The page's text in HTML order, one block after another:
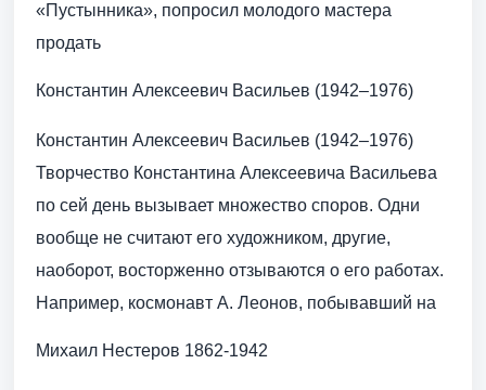
«Пустынника», попросил молодого мастера
продать
Константин Алексеевич Васильев (1942–1976)
Константин Алексеевич Васильев (1942–1976)
Творчество Константина Алексеевича Васильева
по сей день вызывает множество споров. Одни
вообще не считают его художником, другие,
наоборот, восторженно отзываются о его работах.
Например, космонавт А. Леонов, побывавший на
Михаил Нестеров 1862-1942